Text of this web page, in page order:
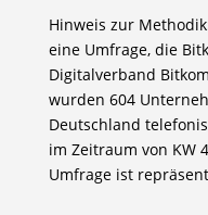
Hinweis zur
eine Umfrage, die
Digitalverband
wurden 604
Deutschland
im Zeitraum von KW
Umfrage ist